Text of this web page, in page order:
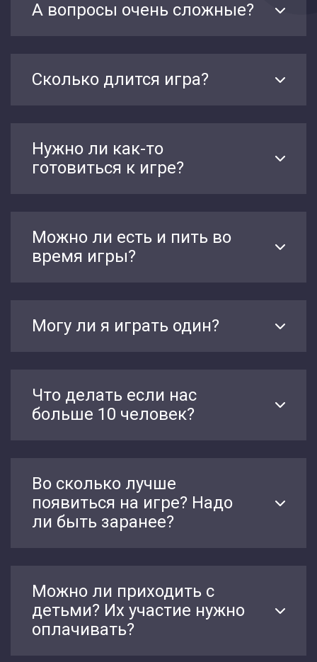
А вопросы очень сложные?
Сколько длится игра?
Нужно ли как-то
готовиться к игре?
Можно ли есть и пить во
время игры?
Могу ли я играть один?
Что делать если нас
больше 10 человек?
Во сколько лучше
появиться на игре? Надо
ли быть заранее?
Можно ли приходить с
детьми? Их участие нужно
оплачивать?